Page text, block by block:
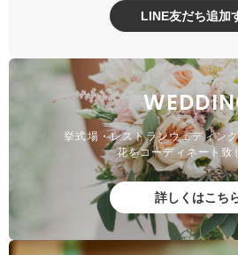
LINE友だち追加
挙式場・レストランウェディン
花をコーディネート致
詳しくはこち